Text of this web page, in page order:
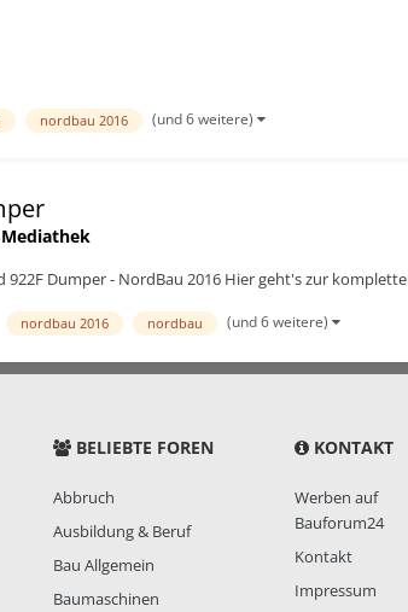
nordbau 2016 (und 6 weitere)
Dumper - NordBau 2016 Hier geht's zur
nordbau 2016 nordbau (und 6 weitere)
BELIEBTE FOREN
Abbruch
Ausbildung & Beruf
Bau Allgemein
Baumaschinen
KONTAKT
Werben auf
Bauforum24
Kontakt
Impressum